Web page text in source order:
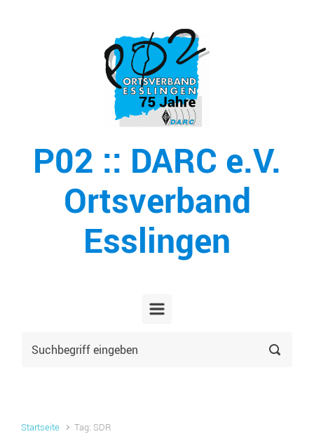
P02 :: DARC e.V.
Ortsverband
Esslingen
Startseite Tag: SDR